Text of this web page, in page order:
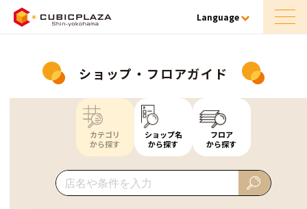
Language
ショップ・フロアガイド
カテゴリ
から探す
ショップ名
から探す
フロア
から探す